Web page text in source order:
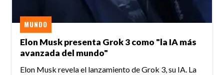
Elon Musk presenta Grok 3 como "la IA más
avanzada del mundo"
MUNDO
Elon Musk revela el lanzamiento de Grok 3, su IA. La